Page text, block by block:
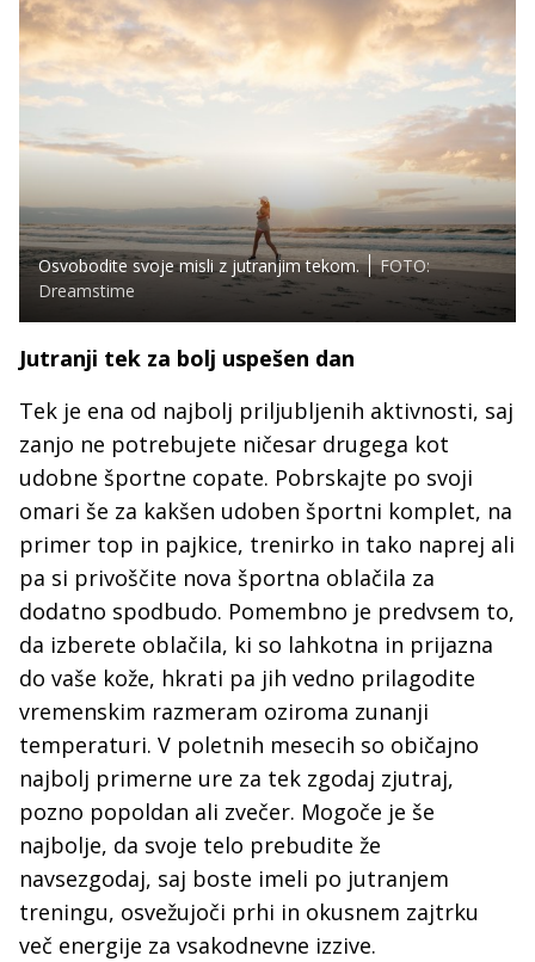
Osvobodite svoje misli z jutranjim tekom.
FOTO:
Dreamstime
Jutranji tek za bolj uspešen dan
Tek je ena od najbolj priljubljenih aktivnosti, saj
zanjo ne potrebujete ničesar drugega kot
udobne športne copate. Pobrskajte po svoji
omari še za kakšen udoben športni komplet, na
primer top in pajkice, trenirko in tako naprej ali
pa si privoščite nova športna oblačila za
dodatno spodbudo. Pomembno je predvsem to,
da izberete oblačila, ki so lahkotna in prijazna
do vaše kože, hkrati pa jih vedno prilagodite
vremenskim razmeram oziroma zunanji
temperaturi. V poletnih mesecih so običajno
najbolj primerne ure za tek zgodaj zjutraj,
pozno popoldan ali zvečer. Mogoče je še
najbolje, da svoje telo prebudite že
navsezgodaj, saj boste imeli po jutranjem
treningu, osvežujoči prhi in okusnem zajtrku
več energije za vsakodnevne izzive.